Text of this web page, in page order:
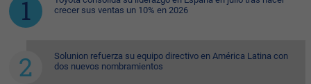
crecer sus ventas un 10% en 2026
Solunion refuerza su equipo directivo en América Latina con
dos nuevos nombramientos